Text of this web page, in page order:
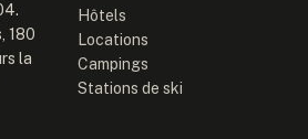
180
la
Hôtels
Locations
Campings
Stations de ski